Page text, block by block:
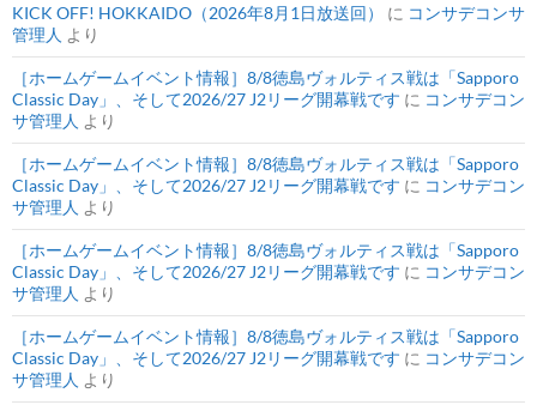
KICK OFF! HOKKAIDO（2026年8月1日放送回） に コンサデコンサ
管理人 より
［ホームゲームイベント情報］8/8徳島ヴォルティス戦は「Sapporo
Classic Day」、そして2026/27 J2リーグ開幕戦です に コンサデコン
サ管理人 より
［ホームゲームイベント情報］8/8徳島ヴォルティス戦は「Sapporo
Classic Day」、そして2026/27 J2リーグ開幕戦です に コンサデコン
サ管理人 より
［ホームゲームイベント情報］8/8徳島ヴォルティス戦は「Sapporo
Classic Day」、そして2026/27 J2リーグ開幕戦です に コンサデコン
サ管理人 より
［ホームゲームイベント情報］8/8徳島ヴォルティス戦は「Sapporo
Classic Day」、そして2026/27 J2リーグ開幕戦です に コンサデコン
サ管理人 より